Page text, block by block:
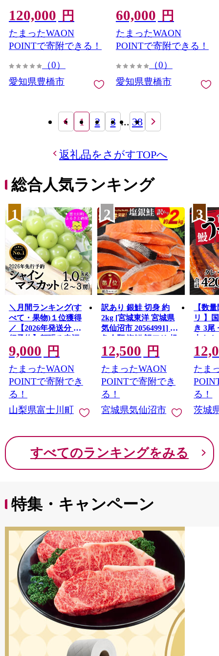
10キロ 精米 令和7年 高評
価 高レビュー 産地直送 送
料無料 愛知県 豊橋市
120,000 円
たまったWAON
POINTで寄附できる！
（0）
愛知県豊橋市
10キロ 精米 令和7年 高評
価 高レビュー 産地直送 送
料無料 愛知県 豊橋市
60,000 円
たまったWAON
POINTで寄附できる！
（0）
愛知県豊橋市
1 2 3 ... 38
返礼品をさがすTOPへ
総合人気ランキング
1
＼月間ランキング(す
べて・果物)１位獲得
／【2026年発送分 先
行予約】頬張る幸福
感 〜緑の宝石・ シ
ャインマスカット 〜
１ｋｇ以上（２〜３
房） フルーツ 山梨県
産 果物 くだもの シャ
イン マスカット ぶど
う ブドウ 葡萄 大粒 種
9000円 九千円
9,000 円
たまったWAON
POINTで寄附でき
る！
山梨県富士川町
2
訳あり 銀鮭 切身 約
2kg [宮城東洋 宮城県
気仙沼市 20564991] 鮭
魚介類 海鮮 訳アリ 規
格外 不揃い さけ サケ
鮭切身 シャケ 切り身
冷凍 家庭用 おかず 弁
当 支援 サーモン 銀鮭
切り身 魚 わけあり
12,500 円
たまったWAON
POINTで寄附でき
る！
宮城県気仙沼市
3
【数
リ 】
き 3尾
大き
レ・
鰻 ふ
な重
茨城
と納
たま
る！
茨城
すべてのランキングをみる
特集・キャンペーン